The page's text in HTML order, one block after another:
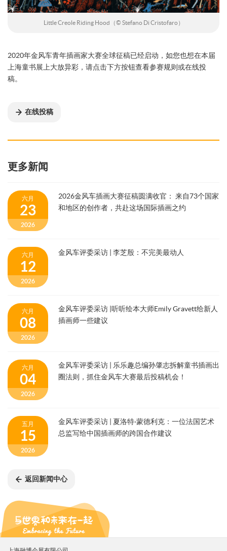
Little Creole Riding Hood（© Stefano Di Cristofaro）
2020年金风车青年插画家大赛全球征稿已经启动，如您也想在本届
上海童书展上大放异彩，请点击下方按钮查看参赛规则或在线投
稿。
在线投稿
更多新闻
六月
23
2026
2026金风车插画大赛征稿圆满收官： 来自73个国家
和地区的创作者，共赴这场国际插画之约
六月
12
2026
金风车评委采访 | 李芝殷：不完美最动人
六月
08
2026
金风车评委采访 |听听绘本大师Emily Gravett给新人
插画师一些建议
六月
04
2026
金风车评委采访 | 乐乐趣总编孙肇志拆解童书插画出
圈法则，抓住金风车大赛最后投稿机会！
五月
15
2026
金风车评委采访 | 夏洛特·蒙德利克：一位法国艺术
总监写给中国插画师的跨国合作建议
返回新闻中心